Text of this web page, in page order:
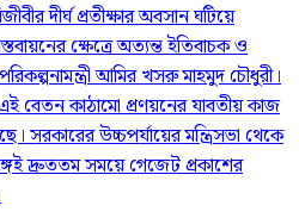
দীর্ঘ প্রতীক্ষার অবসান ঘটিয়ে
ক্ষেত্রে অত্যন্ত ইতিবাচক ও
আমির খসরু মাহমুদ চৌধুরী।
বেতন কাঠামো প্রণয়নের যাবতীয় কাজ
সরকারের উচ্চপর্যায়ের মন্ত্রিসভা থেকে
দ্রুততম সময়ে গেজেট প্রকাশের